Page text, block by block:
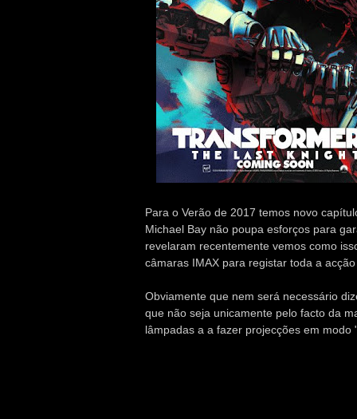
Para o Verão de 2017 temos novo
Michael Bay não poupa esforços para
revelaram recentemente vemos como
câmaras IMAX para registar toda a
Obviamente que nem será necessário
que não seja unicamente pelo facto da
lâmpadas a a fazer projecções em